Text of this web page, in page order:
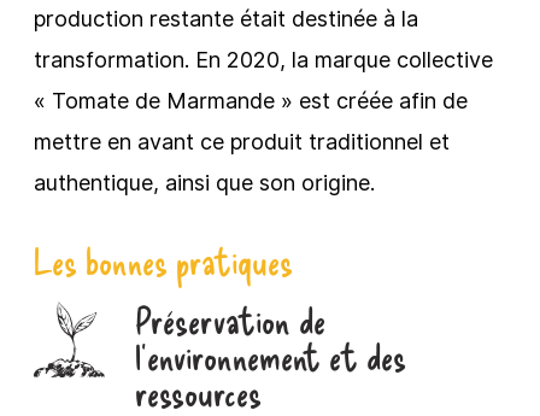
production restante était destinée à la
transformation. En 2020, la marque collective
« Tomate de Marmande » est créée afin de
mettre en avant ce produit traditionnel et
authentique, ainsi que son origine.
Les bonnes pratiques
Préservation de
l’environnement et des
ressources